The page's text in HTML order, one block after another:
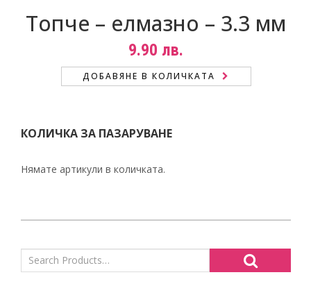
Топче – елмазно – 3.3 мм
9.90 лв.
ДОБАВЯНЕ В КОЛИЧКАТА
КОЛИЧКА ЗА ПАЗАРУВАНЕ
Нямате артикули в количката.